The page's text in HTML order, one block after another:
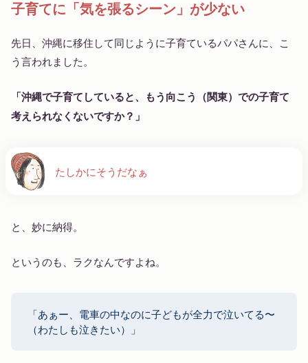
子育てに「気を張るシーン」が少ない
先日、沖縄に移住して同じように子育ているパパさんに、こ
う言われました。
「沖縄で子育てしていると、もう向こう（関東）での子育て
考えられなくないですか？」
たしかにそうだなぁ
と、妙に納得。
というのも、ラクなんですよね。
「あぁー、電車の中なのに子どもが全力で泣いてる〜
（わたしも泣きたい）」